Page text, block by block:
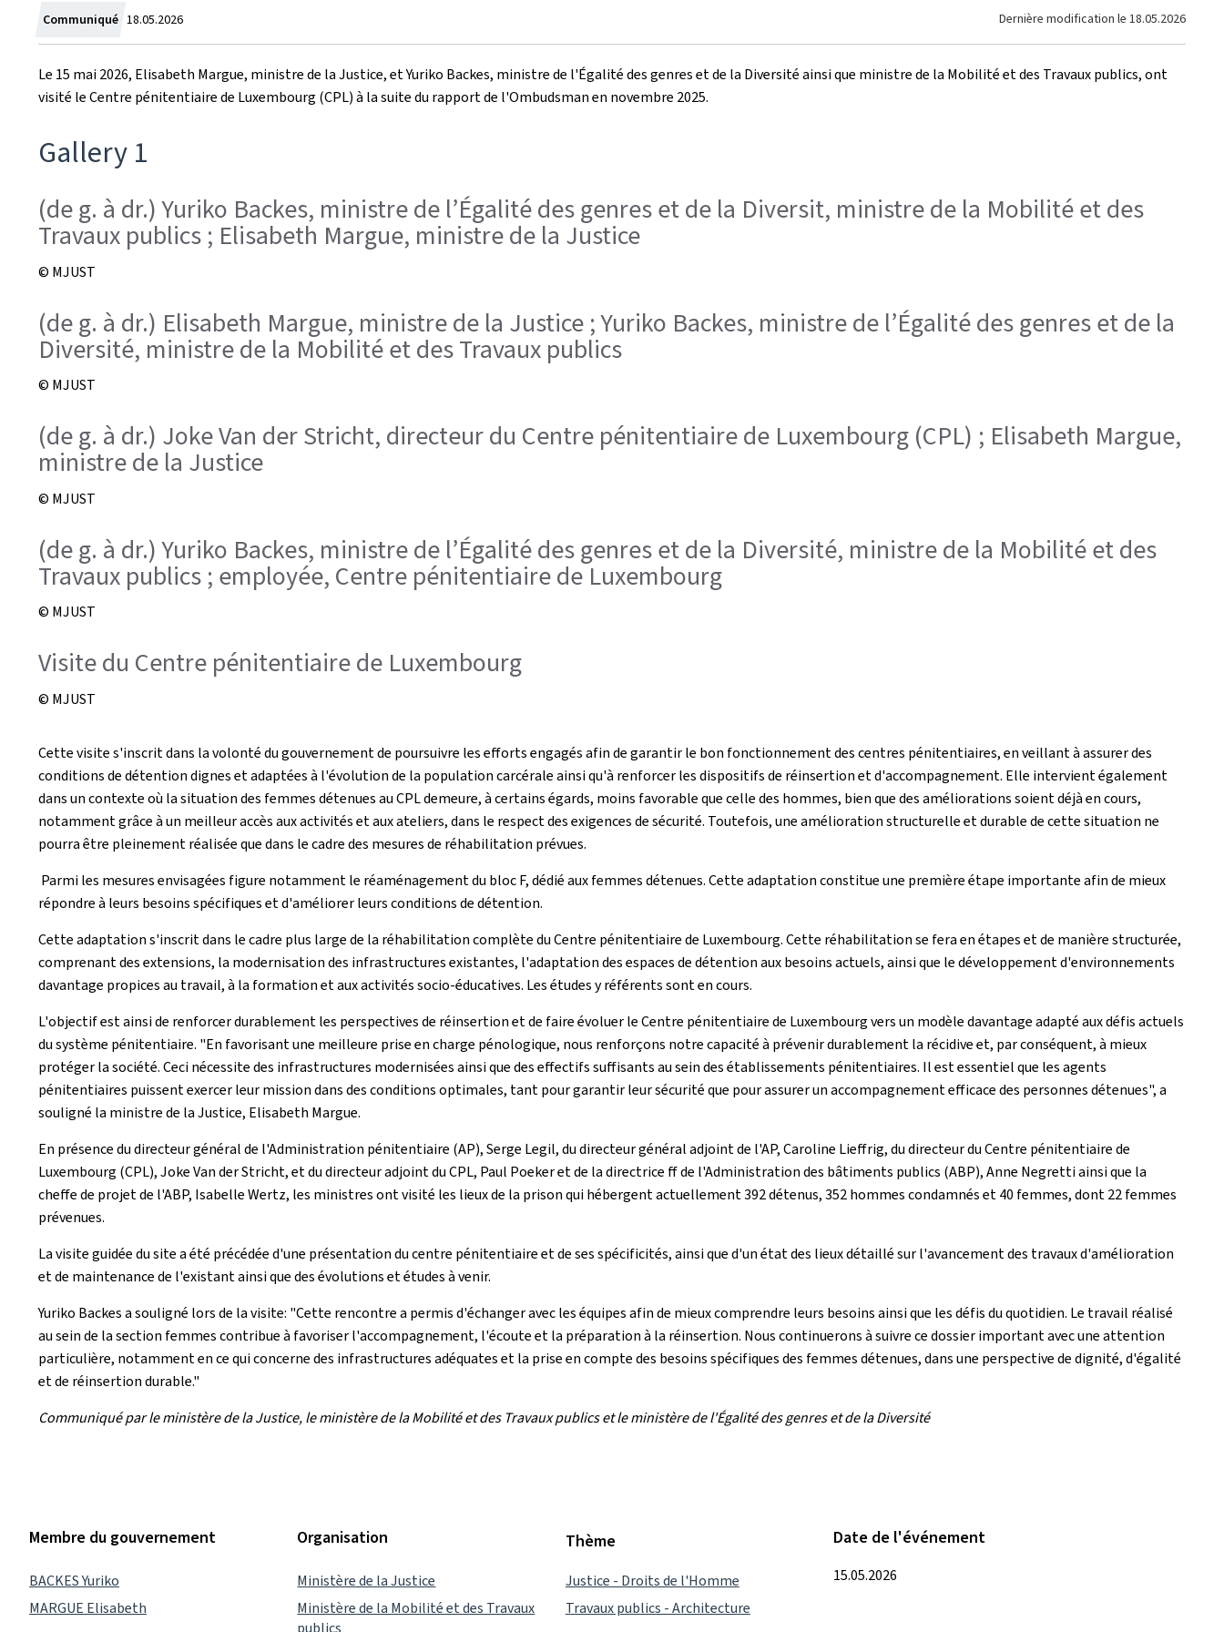
Communiqué Crée
le
18.05.2026 Dernière modification le 18.05.2026
Le 15 mai 2026, Elisabeth Margue, ministre de la Justice, et Yuriko Backes, ministre de l'Égalité des genres et de la Diversité ainsi que ministre de la Mobilité et des Travaux publics, ont
visité le Centre pénitentiaire de Luxembourg (CPL) à la suite du rapport de l'Ombudsman en novembre 2025.
Gallery 1
(de g. à dr.) Yuriko Backes, ministre de l’Égalité des genres et de la Diversit, ministre de la Mobilité et des
Travaux publics ; Elisabeth Margue, ministre de la Justice
© MJUST
(de g. à dr.) Elisabeth Margue, ministre de la Justice ; Yuriko Backes, ministre de l’Égalité des genres et de la
Diversité, ministre de la Mobilité et des Travaux publics
© MJUST
(de g. à dr.) Joke Van der Stricht, directeur du Centre pénitentiaire de Luxembourg (CPL) ; Elisabeth Margue,
ministre de la Justice
© MJUST
(de g. à dr.) Yuriko Backes, ministre de l’Égalité des genres et de la Diversité, ministre de la Mobilité et des
Travaux publics ; employée, Centre pénitentiaire de Luxembourg
© MJUST
Visite du Centre pénitentiaire de Luxembourg
© MJUST
Cette visite s'inscrit dans la volonté du gouvernement de poursuivre les efforts engagés afin de garantir le bon fonctionnement des centres pénitentiaires, en veillant à assurer des
conditions de détention dignes et adaptées à l'évolution de la population carcérale ainsi qu'à renforcer les dispositifs de réinsertion et d'accompagnement. Elle intervient également
dans un contexte où la situation des femmes détenues au CPL demeure, à certains égards, moins favorable que celle des hommes, bien que des améliorations soient déjà en cours,
notamment grâce à un meilleur accès aux activités et aux ateliers, dans le respect des exigences de sécurité. Toutefois, une amélioration structurelle et durable de cette situation ne
pourra être pleinement réalisée que dans le cadre des mesures de réhabilitation prévues.
Parmi les mesures envisagées figure notamment le réaménagement du bloc F, dédié aux femmes détenues. Cette adaptation constitue une première étape importante afin de mieux
répondre à leurs besoins spécifiques et d'améliorer leurs conditions de détention.
Cette adaptation s'inscrit dans le cadre plus large de la réhabilitation complète du Centre pénitentiaire de Luxembourg. Cette réhabilitation se fera en étapes et de manière structurée,
comprenant des extensions, la modernisation des infrastructures existantes, l'adaptation des espaces de détention aux besoins actuels, ainsi que le développement d'environnements
davantage propices au travail, à la formation et aux activités socio-éducatives. Les études y référents sont en cours.
L'objectif est ainsi de renforcer durablement les perspectives de réinsertion et de faire évoluer le Centre pénitentiaire de Luxembourg vers un modèle davantage adapté aux défis actuels
du système pénitentiaire. "En favorisant une meilleure prise en charge pénologique, nous renforçons notre capacité à prévenir durablement la récidive et, par conséquent, à mieux
protéger la société. Ceci nécessite des infrastructures modernisées ainsi que des effectifs suffisants au sein des établissements pénitentiaires. Il est essentiel que les agents
pénitentiaires puissent exercer leur mission dans des conditions optimales, tant pour garantir leur sécurité que pour assurer un accompagnement efficace des personnes détenues", a
souligné la ministre de la Justice, Elisabeth Margue.
En présence du directeur général de l'Administration pénitentiaire (AP), Serge Legil, du directeur général adjoint de l'AP, Caroline Lieffrig, du directeur du Centre pénitentiaire de
Luxembourg (CPL), Joke Van der Stricht, et du directeur adjoint du CPL, Paul Poeker et de la directrice ff de l'Administration des bâtiments publics (ABP), Anne Negretti ainsi que la
cheffe de projet de l'ABP, Isabelle Wertz, les ministres ont visité les lieux de la prison qui hébergent actuellement 392 détenus, 352 hommes condamnés et 40 femmes, dont 22 femmes
prévenues.
La visite guidée du site a été précédée d'une présentation du centre pénitentiaire et de ses spécificités, ainsi que d'un état des lieux détaillé sur l'avancement des travaux d'amélioration
et de maintenance de l'existant ainsi que des évolutions et études à venir.
Yuriko Backes a souligné lors de la visite: "Cette rencontre a permis d'échanger avec les équipes afin de mieux comprendre leurs besoins ainsi que les défis du quotidien. Le travail réalisé
au sein de la section femmes contribue à favoriser l'accompagnement, l'écoute et la préparation à la réinsertion. Nous continuerons à suivre ce dossier important avec une attention
particulière, notamment en ce qui concerne des infrastructures adéquates et la prise en compte des besoins spécifiques des femmes détenues, dans une perspective de dignité, d'égalité
et de réinsertion durable."
Communiqué par le ministère de la Justice, le ministère de la Mobilité et des Travaux publics et le ministère de l'Égalité des genres et de la Diversité
Membre du gouvernement
BACKES Yuriko
MARGUE Elisabeth
Organisation
Ministère de la Justice
Ministère de la Mobilité et des Travaux
publics
Thème
Justice - Droits de l'Homme
Travaux publics - Architecture
Date de l'événement
15.05.2026